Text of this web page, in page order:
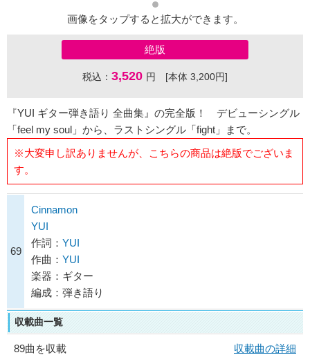
画像をタップすると拡大ができます。
絶版
税込： 3,520 円 [本体 3,200円]
『YUI ギター弾き語り 全曲集』の完全版！ デビューシングル
「feel my soul」から、ラストシングル「fight」まで。
※大変申し訳ありませんが、こちらの商品は絶版でございま
す。
69
Cinnamon
YUI
作詞： YUI
作曲： YUI
楽器：ギター
編成：弾き語り
収載曲一覧
89曲を収載
収載曲の詳細